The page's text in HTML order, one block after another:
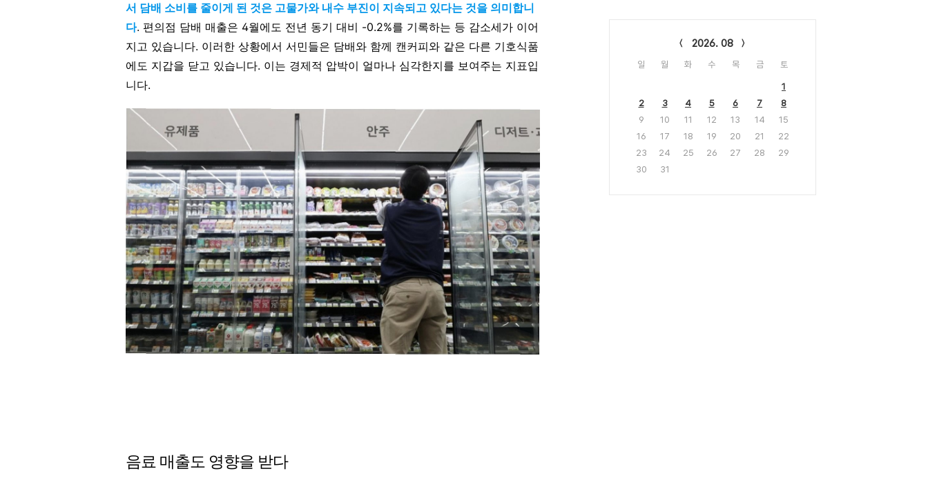
서 담배 소비를 줄이게 된 것은 고물가와 내수 부진이 지속되고 있다는 것을 의미합니
다. 편의점 담배 매출은 4월에도 전년 동기 대비 -0.2%를 기록하는 등 감소세가 이어
지고 있습니다. 이러한 상황에서 서민들은 담배와 함께 캔커피와 같은 다른 기호식품
에도 지갑을 닫고 있습니다. 이는 경제적 압박이 얼마나 심각한지를 보여주는 지표입
니다.
음료 매출도 영향을 받다
2026. 08
일 월 화 수 목 금 토
1
2
3 4 5 6 7
8
9
10 11 12 13 14
15
16
17 18 19 20 21
22
23
24 25 26 27 28
29
30
31